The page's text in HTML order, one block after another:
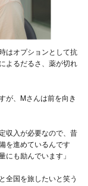
はオプションとして抗
よるだるさ、薬が切れ
が、Mさんは前を向き
収入が必要なので、昔
を進めているんです
にも励んでいます」
全国を旅したいと笑う